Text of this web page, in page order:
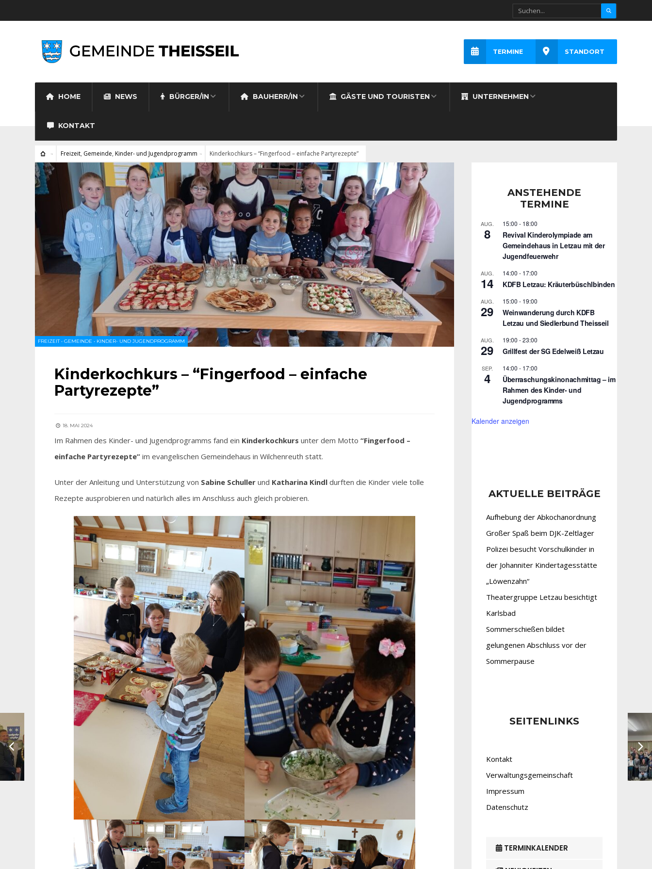
HOME NEWS BÜRGER/IN BAUHERR/IN GÄSTE UND TOURISTEN UNTERNEHMEN
KONTAKT
TERMINE STANDORT
Freizeit, Gemeinde, Kinder- und Jugendprogramm Kinderkochkurs – “Fingerfood – einfache Partyrezepte”
FREIZEIT• GEMEINDE • KINDER- UND JUGENDPROGRAMM
Kinderkochkurs – “Fingerfood – einfache
Partyrezepte”
18. MAI 2024
Im Rahmen des Kinder- und Jugendprogramms fand ein Kinderkochkurs unter dem Motto “Fingerfood –
einfache Partyrezepte” im evangelischen Gemeindehaus in Wilchenreuth statt.
Unter der Anleitung und Unterstützung von Sabine Schuller und Katharina Kindl durften die Kinder viele tolle
Rezepte ausprobieren und natürlich alles im Anschluss auch gleich probieren.
ANSTEHENDE
TERMINE
AUG.
8
15:00 - 18:00
Revival Kinderolympiade am
Gemeindehaus in Letzau mit der
Jugendfeuerwehr
AUG.
14
14:00 - 17:00
KDFB Letzau: Kräuterbüschlbinden
AUG.
29
15:00 - 19:00
Weinwanderung durch KDFB
Letzau und Siedlerbund Theisseil
AUG.
29
19:00 -23:00
Grillfest der SG Edelweiß Letzau
SEP.
4
14:00 - 17:00
Überraschungskinonachmittag – im
Rahmen des Kinder- und
Jugendprogramms
Kalender anzeigen
AKTUELLE BEITRÄGE
Aufhebung der Abkochanordnung
Großer Spaß beim DJK-Zeltlager
Polizei besucht Vorschulkinder in
der Johanniter Kindertagesstätte
„Löwenzahn“
Theatergruppe Letzau besichtigt
Karlsbad
Sommerschießen bildet
gelungenen Abschluss vor der
Sommerpause
SEITENLINKS
Kontakt
Verwaltungsgemeinschaft
Impressum
Datenschutz
TERMINKALENDER